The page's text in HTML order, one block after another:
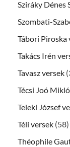
Sziráky Dénes
Szombati-
Tábori Piroska
Takács Irén
Tavasz versek
Técsi Joó
Teleki József
Téli versek (58)
Théophile